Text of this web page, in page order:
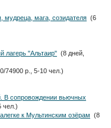
мудреца, мага, созидателя (6
лагерь "Альтаир" (8 дней,
74900 р., 5-10 чел.)
В сопровождении вьючных
чел.)
к Мультинским озёрам (8